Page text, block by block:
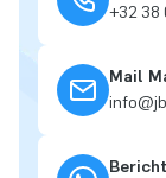
+32 38
Mail